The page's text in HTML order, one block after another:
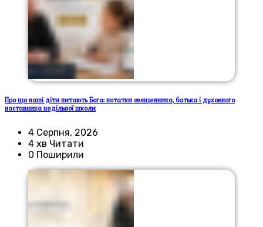
Про що наші діти питають Бога: нотатки священника, батька і духовного
наставника недільної школи
4 Серпня, 2026
4 хв Читати
0 Поширили